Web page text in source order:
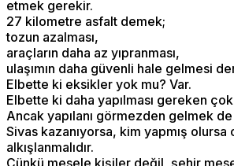
etmek gerekir.
27 kilometre asfalt demek;
tozun azalması,
araçların daha az yıpranması,
ulaşımın daha güvenli hale gelmesi
Elbette ki eksikler yok mu? Var.
Elbette ki daha yapılması gereken
Ancak yapılanı görmezden gelmek
Sivas kazanıyorsa, kim yapmış olursa
alkışlanmalıdır.